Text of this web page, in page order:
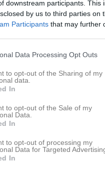
downstream participants. This
by us to third parties on
Participants that may further
Data Processing Opt Outs
to opt-out of the Sharing of my
data.
In
to opt-out of the Sale of my
Data.
In
to opt-out of processing my
Data for Targeted
In
succévecka för Hammarö HC:s
SOMMARHOCKEYCAMP
Kalender